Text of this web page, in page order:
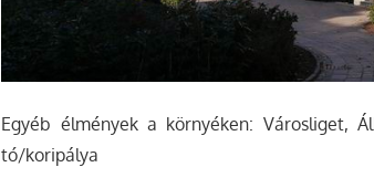
Egyéb élmények a környéken: Városliget,
tó/koripálya